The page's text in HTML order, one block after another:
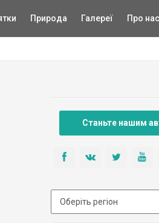
Природа Галереї Про нас
Станьте нашим